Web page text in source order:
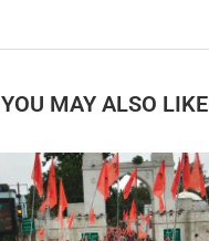
YOU MAY ALSO LIKE